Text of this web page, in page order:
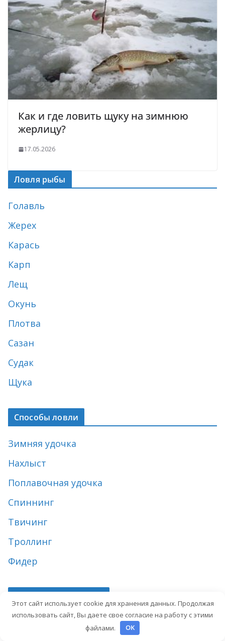
Как и где ловить щуку на зимнюю
жерлицу?
17.05.2026
Ловля рыбы
Голавль
Жерех
Карась
Карп
Лещ
Окунь
Плотва
Сазан
Судак
Щука
Способы ловли
Зимняя удочка
Нахлыст
Поплавочная удочка
Спиннинг
Твичинг
Троллинг
Фидер
Этот сайт использует cookie для хранения данных. Продолжая
использовать сайт, Вы даете свое согласие на работу с этими
файлами.
OK